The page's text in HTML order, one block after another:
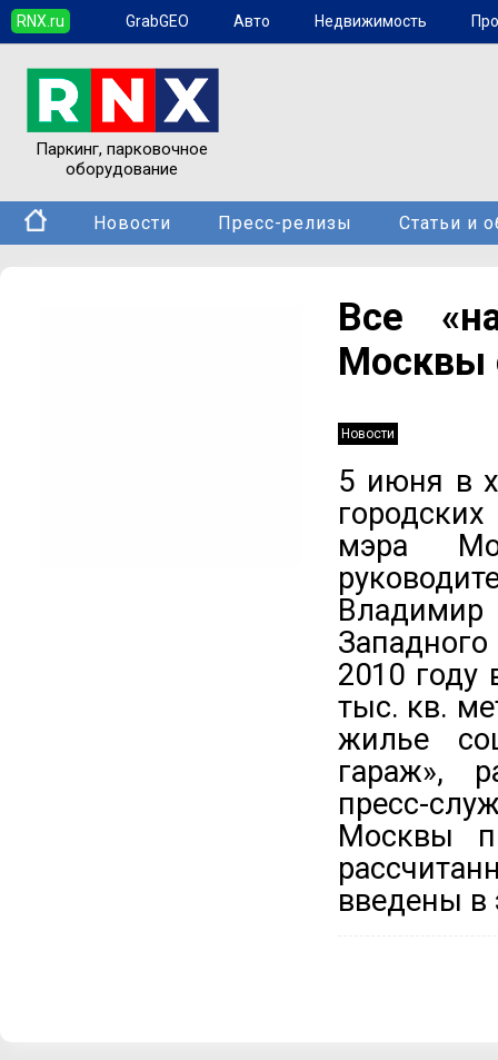
RNX.ru GrabGEO Авто Недвижимость
Паркинг, парковочное
оборудование
Новости Пресс-релизы Статьи и
Все
Москвы
Новости
5 июня в
мэра
Владимир
2010 году
тыс. кв.
жилье
гараж»,
пресс-
Москвы
введены в